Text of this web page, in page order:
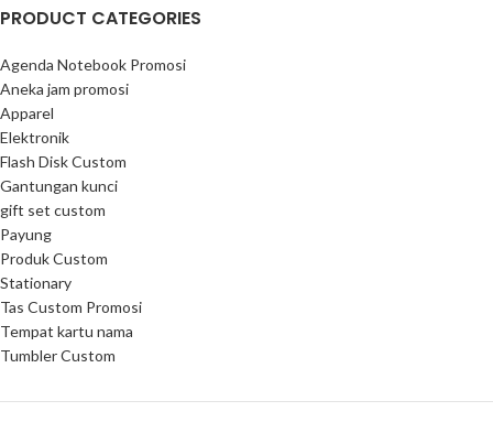
PRODUCT CATEGORIES
Agenda Notebook Promosi
Aneka jam promosi
Apparel
Elektronik
Flash Disk Custom
Gantungan kunci
gift set custom
Payung
Produk Custom
Stationary
Tas Custom Promosi
Tempat kartu nama
Tumbler Custom